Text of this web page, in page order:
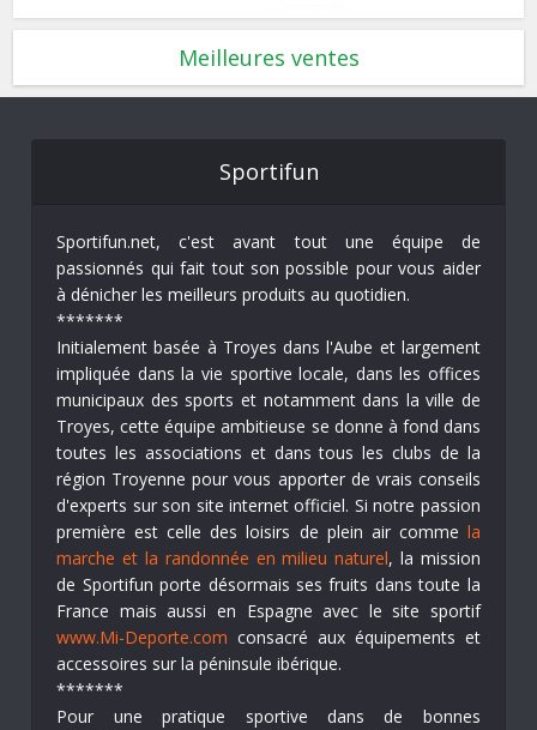
Meilleures ventes
Sportifun
Sportifun.net, c'est avant tout une équipe de
passionnés qui fait tout son possible pour vous aider
à dénicher les meilleurs produits au quotidien.
*******
Initialement basée à Troyes dans l'Aube et largement
impliquée dans la vie sportive locale, dans les offices
municipaux des sports et notamment dans la ville de
Troyes, cette équipe ambitieuse se donne à fond dans
toutes les associations et dans tous les clubs de la
région Troyenne pour vous apporter de vrais conseils
d'experts sur son site internet officiel. Si notre passion
première est celle des loisirs de plein air comme la
marche et la randonnée en milieu naturel, la mission
de Sportifun porte désormais ses fruits dans toute la
France mais aussi en Espagne avec le site sportif
www.Mi-Deporte.com consacré aux équipements et
accessoires sur la péninsule ibérique.
*******
Pour une pratique sportive dans de bonnes